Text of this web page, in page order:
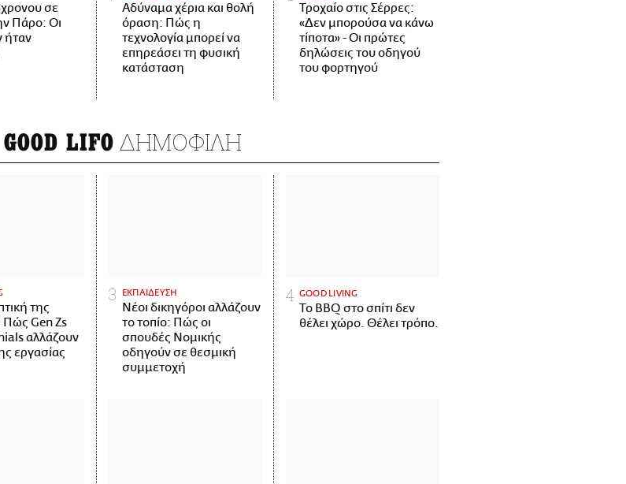
σε
Πάρο: Οι
ήταν
Αδύναμα χέρια και θολή
όραση: Πώς η
τεχνολογία μπορεί να
επηρεάσει τη φυσική
κατάσταση
Τροχαίο στις Σέρρες:
«Δεν μπορούσα να κάνω
τίποτα» - Οι πρώτες
δηλώσεις του οδηγού
του φορτηγού
LIFO ΔΗΜΟΦΙΛΗ
της
Πώς Gen Zs
αλλάζουν
εργασίας
ΕΚΠΑΙΔΕΥΣΗ
Νέοι δικηγόροι αλλάζουν
το τοπίο: Πώς οι
σπουδές Νομικής
οδηγούν σε θεσμική
συμμετοχή
GOOD LIVING
Το BBQ στο σπίτι δεν
θέλει χώρο. Θέλει τρόπο.